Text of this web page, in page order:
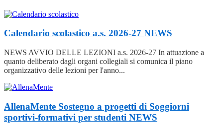
Calendario scolastico a.s. 2026-27 NEWS
NEWS AVVIO DELLE LEZIONI a.s. 2026-27 In attuazione a
quanto deliberato dagli organi collegiali si comunica il piano
organizzativo delle lezioni per l'anno...
AllenaMente Sostegno a progetti di Soggiorni
sportivi-formativi per studenti NEWS